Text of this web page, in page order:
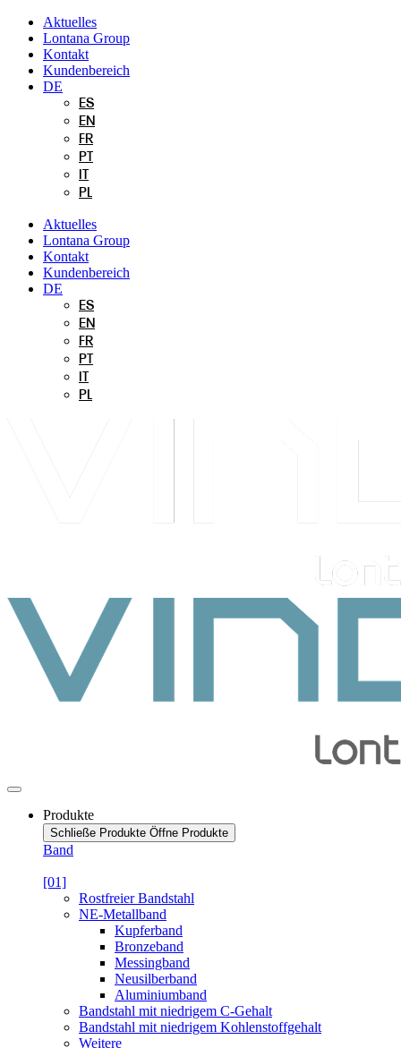
Zum
Inhalt
springen
Aktuelles
Lontana Group
Kontakt
Kundenbereich
DE
ES
EN
FR
PT
PL
Aktuelles
Lontana Group
Kontakt
Kundenbereich
DE
ES
EN
FR
PT
PL
Produkte
Schließe Produkte Öffne Produkte
Band
[01]
Rostfreier Bandstahl
NE-Metallband
Kupferband
Bronzeband
Messingband
Neusilberband
Aluminiumband
Bandstahl mit niedrigem C-Gehalt
Bandstahl mit niedrigem Kohlenstoffgehalt
Weitere